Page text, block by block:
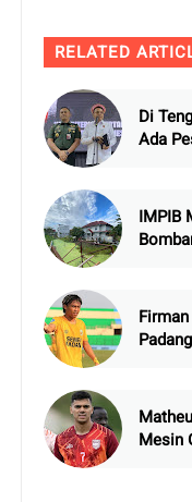
RELATED
Di
Ada
IMPIB
Mesin